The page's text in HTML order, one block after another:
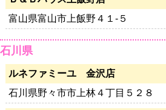
富山県富山市上飯野４１-５
石川県
ルネファミーユ 金沢店
石川県野々市市上林４丁目５２８